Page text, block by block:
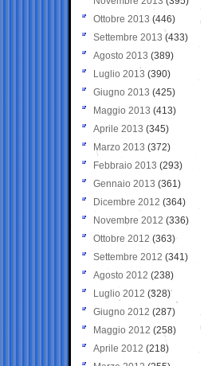
Ottobre 2013 (446)
Settembre 2013 (433)
Agosto 2013 (389)
Luglio 2013 (390)
Giugno 2013 (425)
Maggio 2013 (413)
Aprile 2013 (345)
Marzo 2013 (372)
Febbraio 2013 (293)
Gennaio 2013 (361)
Dicembre 2012 (364)
Novembre 2012 (336)
Ottobre 2012 (363)
Settembre 2012 (341)
Agosto 2012 (238)
Luglio 2012 (328)
Giugno 2012 (287)
Maggio 2012 (258)
Aprile 2012 (218)